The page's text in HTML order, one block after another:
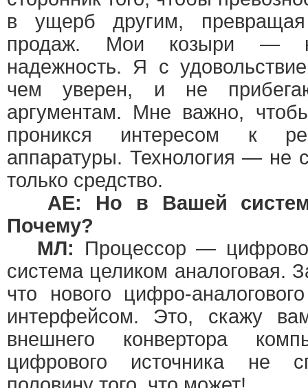
в ущерб другим,
продаж. Мои козыри —
надежность. Я с
чем уверен, и не
аргументам. Мне важно,
проникся интересом к
аппаратуры. Технология — не
только средство.
АЕ: Но в Вашей
Почему?
МЛ: Процессор —
система целиком аналоговая.
что нового цифро-
интерфейсом. Это, скажу
внешнего конвертора
цифрового источника не